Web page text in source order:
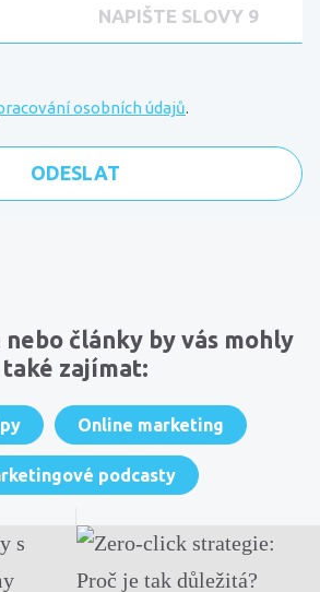
osobních údajů.
články by vás mohly
také zajímat:
Online marketing
podcasty